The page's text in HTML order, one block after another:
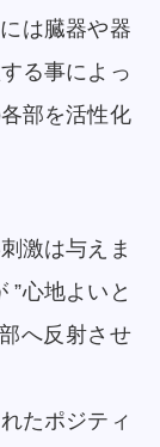
は臓器や器
る事によっ
部を活性化
激は与えま
”心地よいと
へ反射させ
たポジティ